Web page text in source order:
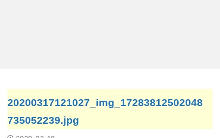
20200317121027_img_17283812502048
735052239.jpg